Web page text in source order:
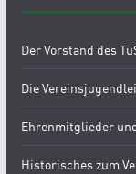
Der Vorstand des
Die
Ehrenmitglieder
Historisches zum